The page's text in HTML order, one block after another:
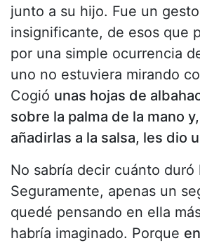
junto a su hijo. Fue un
insignificante, de esos que
por una simple ocurrencia
uno no estuviera mirando
Cogió unas hojas de
sobre la palma de la mano
añadirlas a la salsa, les dio
No sabría decir cuánto duró
Seguramente, apenas un
quedé pensando en ella
habría imaginado. Porque